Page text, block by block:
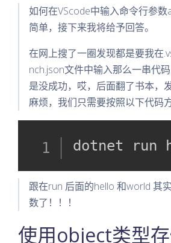
如何在VScode中输入命令行参
简单，接下来我将给予回答。
在网上搜了一圈发现都是要我在
nch.json文件中输入那么一串代
是没成功，哎，后面翻了书本，
麻烦，我们只需要按照以下代码
dotnet run
跟在run 后面的hello 和world 其
数了！！！
使用object类型